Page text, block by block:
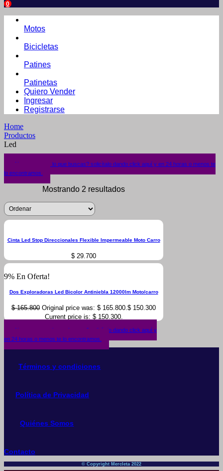
0
Motos
Bicicletas
Patines
Patinetas
Quiero Vender
Ingresar
Registrarse
Home
Productos
Led
¿No encuentras lo que buscas? solicítalo dando click aquí y en 24 horas o menos te
lo encontramos.
Mostrando 2 resultados
Cinta Led Stop Direccionales Flexible Impermeable Moto Carro
$ 29.700
9% En Oferta!
Dos Exploradoras Led Bicolor Antiniebla 12000lm Moto/carro
$165.800 Original price was: $ 165.800.$ 150.300
Current price is: $ 150.300.
¿No encuentras lo que buscas? solicítalo dando click aquí y
en 24 horas o menos te lo encontramos.
Términos y condiciones
Política de Privacidad
Quiénes Somos
Contacto
© Copyright Mercleta 2022